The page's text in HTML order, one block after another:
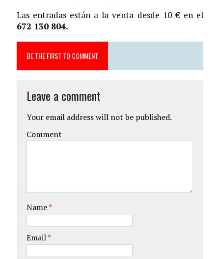
Las entradas están a la venta desde 10 € en el
672 130 804.
BE THE FIRST TO COMMENT
Leave a comment
Your email address will not be published.
Comment
Name*
Email*